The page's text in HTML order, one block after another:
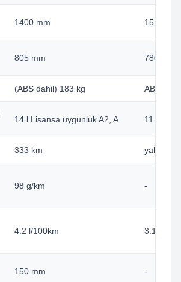
1400 mm 1510 mm
805 mm 780 mm
(ABS dahil) 183 kg ABS
14 l Lisansa uygunluk A2, A 11.7 L
333 km yaklaşık
98 g/km -
4.2 l/100km 3.1 L/
150 mm -